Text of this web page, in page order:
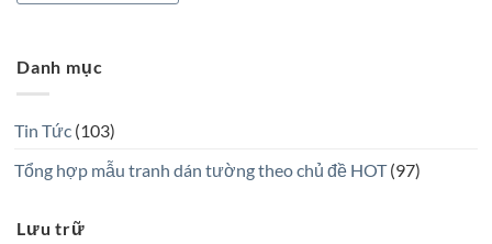
Danh mục
Tin Tức(103)
Tổng hợp mẫu tranh dán tường theo chủ đề HOT(97)
Lưu trữ